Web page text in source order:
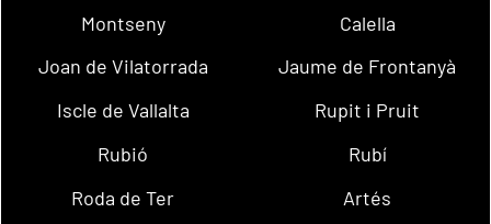
Montseny
Calella
Joan de Vilatorrada
Jaume de Frontanyà
Iscle de Vallalta
Rupit i Pruit
Rubió
Rubí
Roda de Ter
Artés